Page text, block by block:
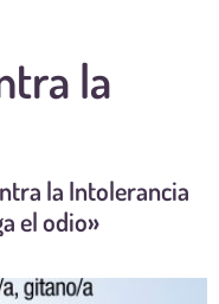
la
la Intolerancia
el odio»